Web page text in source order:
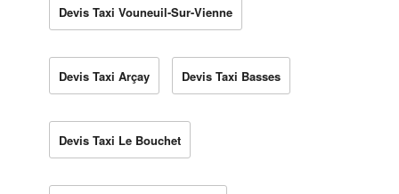
Devis Taxi Vouneuil-Sur-Vienne
Devis Taxi Arçay Devis Taxi Basses
Devis Taxi Le Bouchet